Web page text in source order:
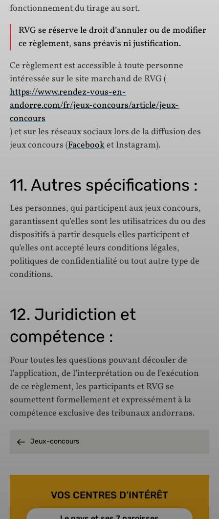
fonctionnement du tirage au sort.
RVG se réserve le droit d’annuler ou de modifier
ce règlement, sans préavis ni justification.
Ce règlement est accessible à toute personne
intéressée sur le site marchand de RVG (
https://www.rendez-vous-en-
andorre.com/fr/jeux-concours/article/jeux-
concours
) et sur les réseaux sociaux lors de la diffusion des
jeux concours (Facebooket Instagram).
11. Autres spécifications :
Les personnes, qui participent aux jeux concours,
garantissent qu’elles sont les utilisatrices du ou des
dispositifs à partir desquels elles participent et
qu’elles ont accepté leurs conditions légales,
politiques de confidentialité ou tout autre type de
conditions.
12. Juridiction et
compétence :
Pour toutes les questions pouvant découler de
l’application, de l’interprétation ou de l’exécution
de ce règlement, les participants et RVG se
soumettent formellement et expressément à la
compétence exclusive des tribunaux andorrans.
VOS CENTRES D’INTÉRÊT
Jeux-concours